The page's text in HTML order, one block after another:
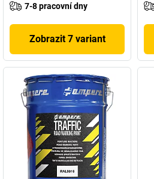
7-8 pracovní dny
Zobrazit 7 variant